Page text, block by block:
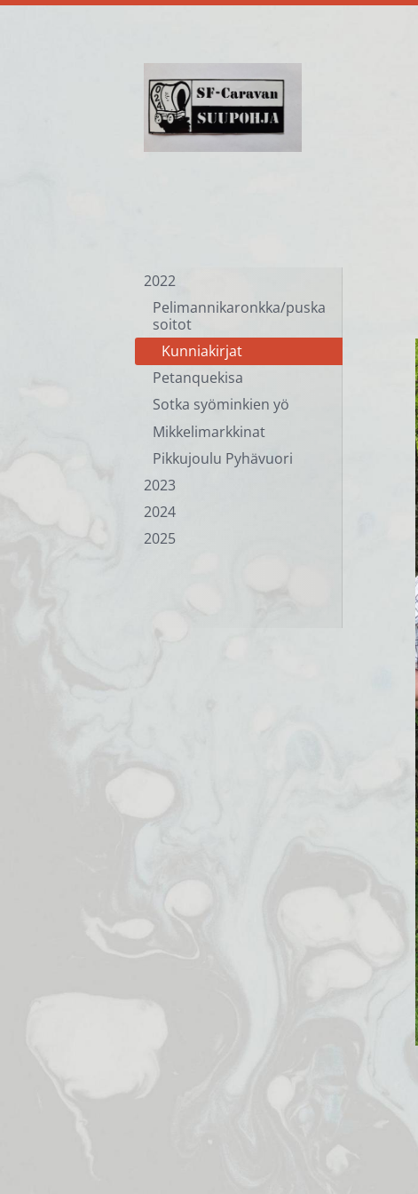
Sf-Caravan Suupohja ry
2022
Pelimannikaronkka/puska
soitot
Kunniakirjat
Petanquekisa
Sotka syöminkien yö
Mikkelimarkkinat
Pikkujoulu Pyhävuori
2023
2024
2025